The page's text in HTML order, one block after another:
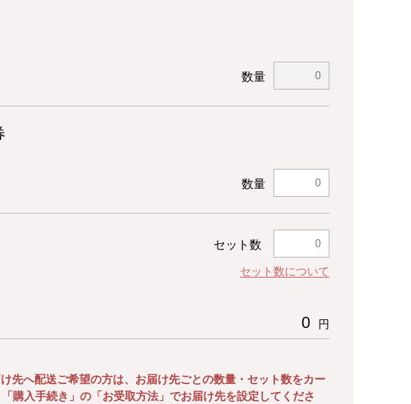
数量
数量
セット数
セット数について
0 円
先へ配送ご希望の方は、お届け先ごとの数量・セット数をカー
「購入手続き」の「お受取方法」でお届け先を設定してくださ